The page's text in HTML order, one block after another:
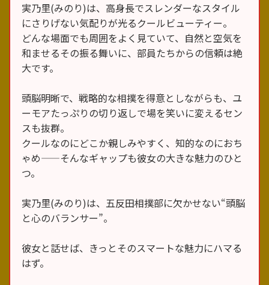
実乃里(みのり)は、高身長でスレンダーなスタイル
にさりげない気配りが光るクールビューティー。
どんな場面でも周囲をよく見ていて、自然と空気を
和ませるその振る舞いに、部員たちからの信頼は絶
大です。
頭脳明晰で、戦略的な相撲を得意としながらも、ユ
ーモアたっぷりの切り返しで場を笑いに変えるセン
スも抜群。
クールなのにどこか親しみやすく、知的なのにおち
ゃめ——そんなギャップも彼女の大きな魅力のひと
つ。
実乃里(みのり)は、五反田相撲部に欠かせない“頭脳
と心のバランサー”。
彼女と話せば、きっとそのスマートな魅力にハマる
はず。